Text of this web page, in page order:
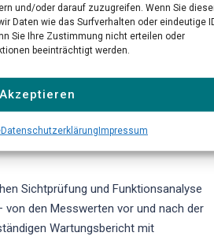
und/oder darauf zuzugreifen. Wenn Sie
Daten wie das Surfverhalten oder eindeutige
Sie Ihre Zustimmung nicht erteilen oder
beeinträchtigt werden.
Akzeptieren
DatenschutzerklärungImpressum
eine umfassende Inspektion aller
Prüfung der Gasaufbereitung, der
Linearität und Querempfindlichkeit der
auf den neuesten Stand.
Sichtprüfung und Funktionsanalyse
den Messwerten vor und nach der
Wartungsbericht mit